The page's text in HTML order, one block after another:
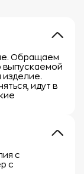
Обращаем
выпускаемой
идут в
с
с